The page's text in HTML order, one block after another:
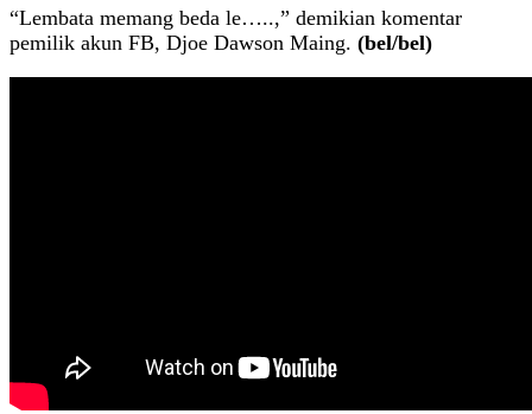
“Lembata memang beda le…..,” demikian komentar
pemilik akun FB, Djoe Dawson Maing. (bel/bel)